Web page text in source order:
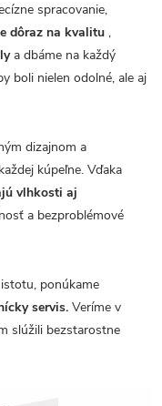
spracovanie,
dôraz na kvalitu ,
a dbáme na každý
boli nielen odolné, ale aj
dizajnom a
kúpeľne. Vďaka
vlhkosti aj
a bezproblémové
ponúkame
servis. Veríme v
slúžili bezstarostne